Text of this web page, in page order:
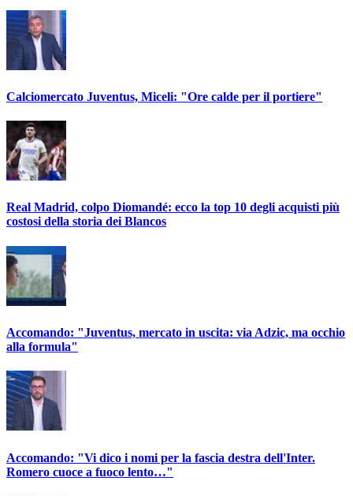
Calciomercato Juventus, Miceli: "Ore calde per il portiere"
Real Madrid, colpo Diomandé: ecco la top 10 degli acquisti più
costosi della storia dei Blancos
Accomando: "Juventus, mercato in uscita: via Adzic, ma occhio
alla formula"
Accomando: "Vi dico i nomi per la fascia destra dell'Inter.
Romero cuoce a fuoco lento…"